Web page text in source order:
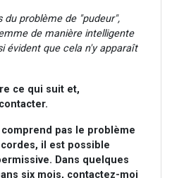
du problème de "pudeur",
de manière intelligente
évident que cela n'y apparaît
ce qui suit et,
pas le problème
il est possible
Dans quelques
six mois, contactez-moi